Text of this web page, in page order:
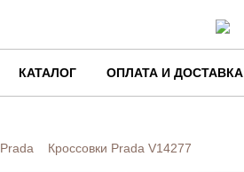
КАТАЛОГ ОПЛАТА И ДОСТАВКА
Prada Кроссовки Prada V14277